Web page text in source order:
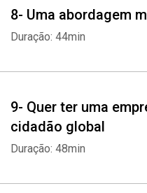
8- Uma abordagem
Duração: 44min
9- Quer ter uma
cidadão global
Duração: 48min